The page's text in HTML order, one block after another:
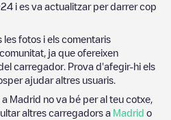
i es va actualitzar per darrer cop
les fotos i els comentaris
ja que ofereixen
carregador. Prova d'afegir-hi els
ajudar altres usuaris.
a Madrid no va bé per al teu cotxe,
altres carregadors a Madrid o